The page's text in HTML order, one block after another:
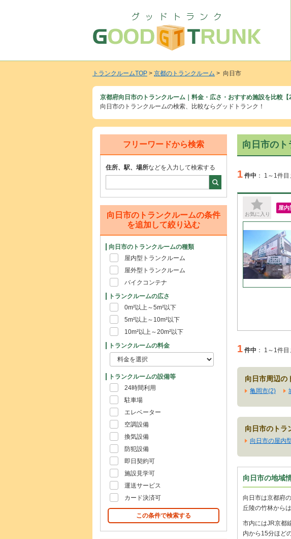
トランクルームTOP > 京都のトランクルーム > 向日市
京都府向日市のトランクルーム｜料金・広さ・おすすめ施設を比較【
向日市のトランクルームの検索、比較ならグッドトランク！
向日市の
1 件中 ： 1～1件目
お気に入り
屋内
1 件中 ： 1～1件目
向日市周辺の
亀岡市(2)
向日市のトラ
向日市の屋内
向日市の地域
向日市は京都府
丘陵の竹林から
市内にはJR京都
内から15分ほど
フリーワードから検索
住所、駅、場所などを入力して検索する
向日市のトランクルームの条件
を追加して絞り込む
向日市のトランクルームの種類
屋内型トランクルーム
屋外型トランクルーム
バイクコンテナ
トランクルームの広さ
0m²以上～5m²以下
5m²以上～10m²以下
10m²以上～20m²以下
トランクルームの料金
トランクルームの設備等
24時間利用
駐車場
エレベーター
空調設備
換気設備
防犯設備
即日契約可
施設見学可
運送サービス
カード決済可
この条件で検索する